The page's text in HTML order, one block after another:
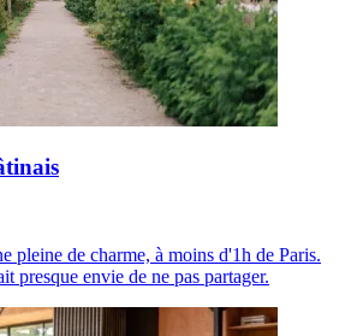
pleine de charme, à moins d'1h de Paris.
presque envie de ne pas partager.